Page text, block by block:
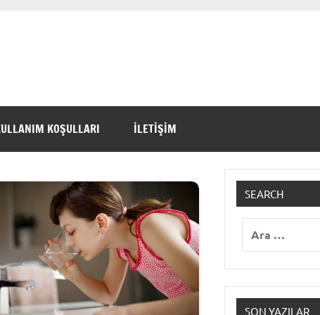
KOŞULLARI İLETİŞİM
SEARCH
SON YAZILAR